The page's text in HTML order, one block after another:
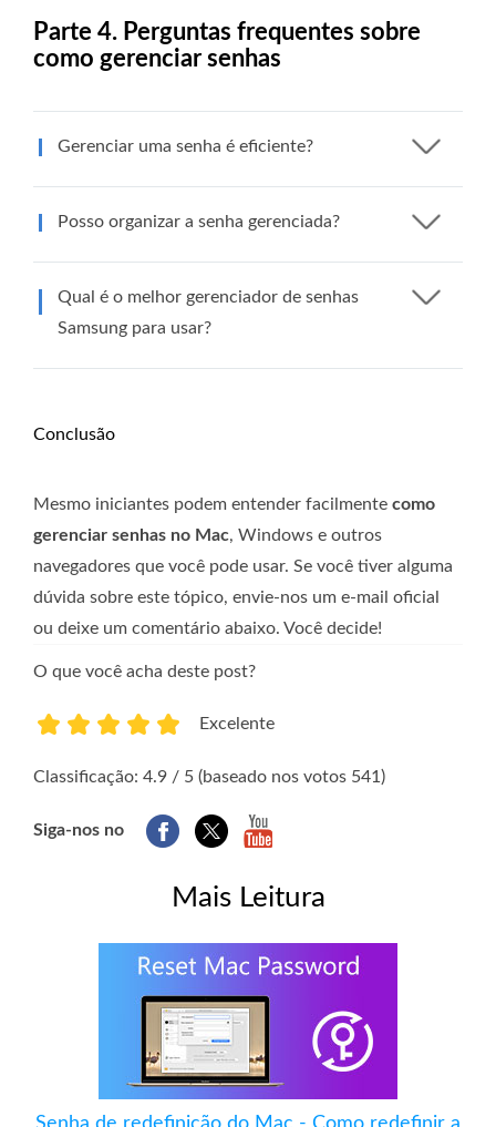
Parte 4. Perguntas frequentes sobre
como gerenciar senhas
Gerenciar uma senha é eficiente?
Posso organizar a senha gerenciada?
Qual é o melhor gerenciador de senhas
Samsung para usar?
Conclusão
Mesmo iniciantes podem entender facilmente como
gerenciar senhas no Mac, Windows e outros
navegadores que você pode usar. Se você tiver alguma
dúvida sobre este tópico, envie-nos um e-mail oficial
ou deixe um comentário abaixo. Você decide!
O que você acha deste post?
Excelente
Classificação: 4.9 / 5 (baseado nos votos 541)
Siga-nos no
Mais Leitura